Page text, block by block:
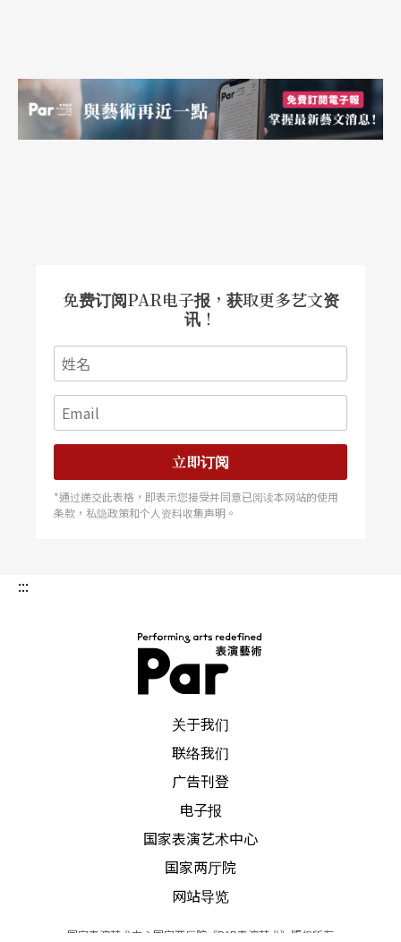
免费订阅PAR电子报，获取更多艺文资
讯！
立即订阅
*通过递交此表格，即表示您接受并同意已阅读本网站的使用
条款，私隐政策和个人资料收集声明。
:::
关于我们
联络我们
广告刊登
电子报
国家表演艺术中心
国家两厅院
网站导览
国家表演艺术中心国家两厅院《PAR表演艺术》版权所有